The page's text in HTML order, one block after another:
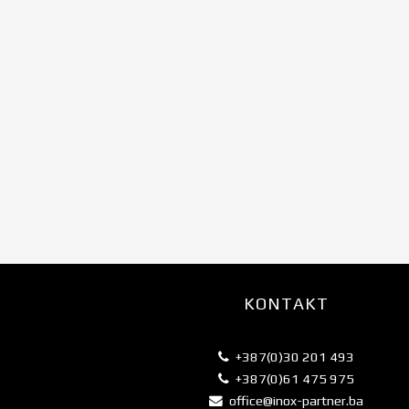
KONTAKT
+387(0)30 201 493
+387(0)61 475 975
office@inox-partner.ba